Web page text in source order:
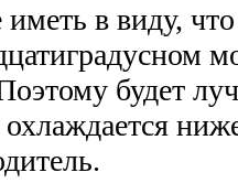
в виду,
будет
охлаждается